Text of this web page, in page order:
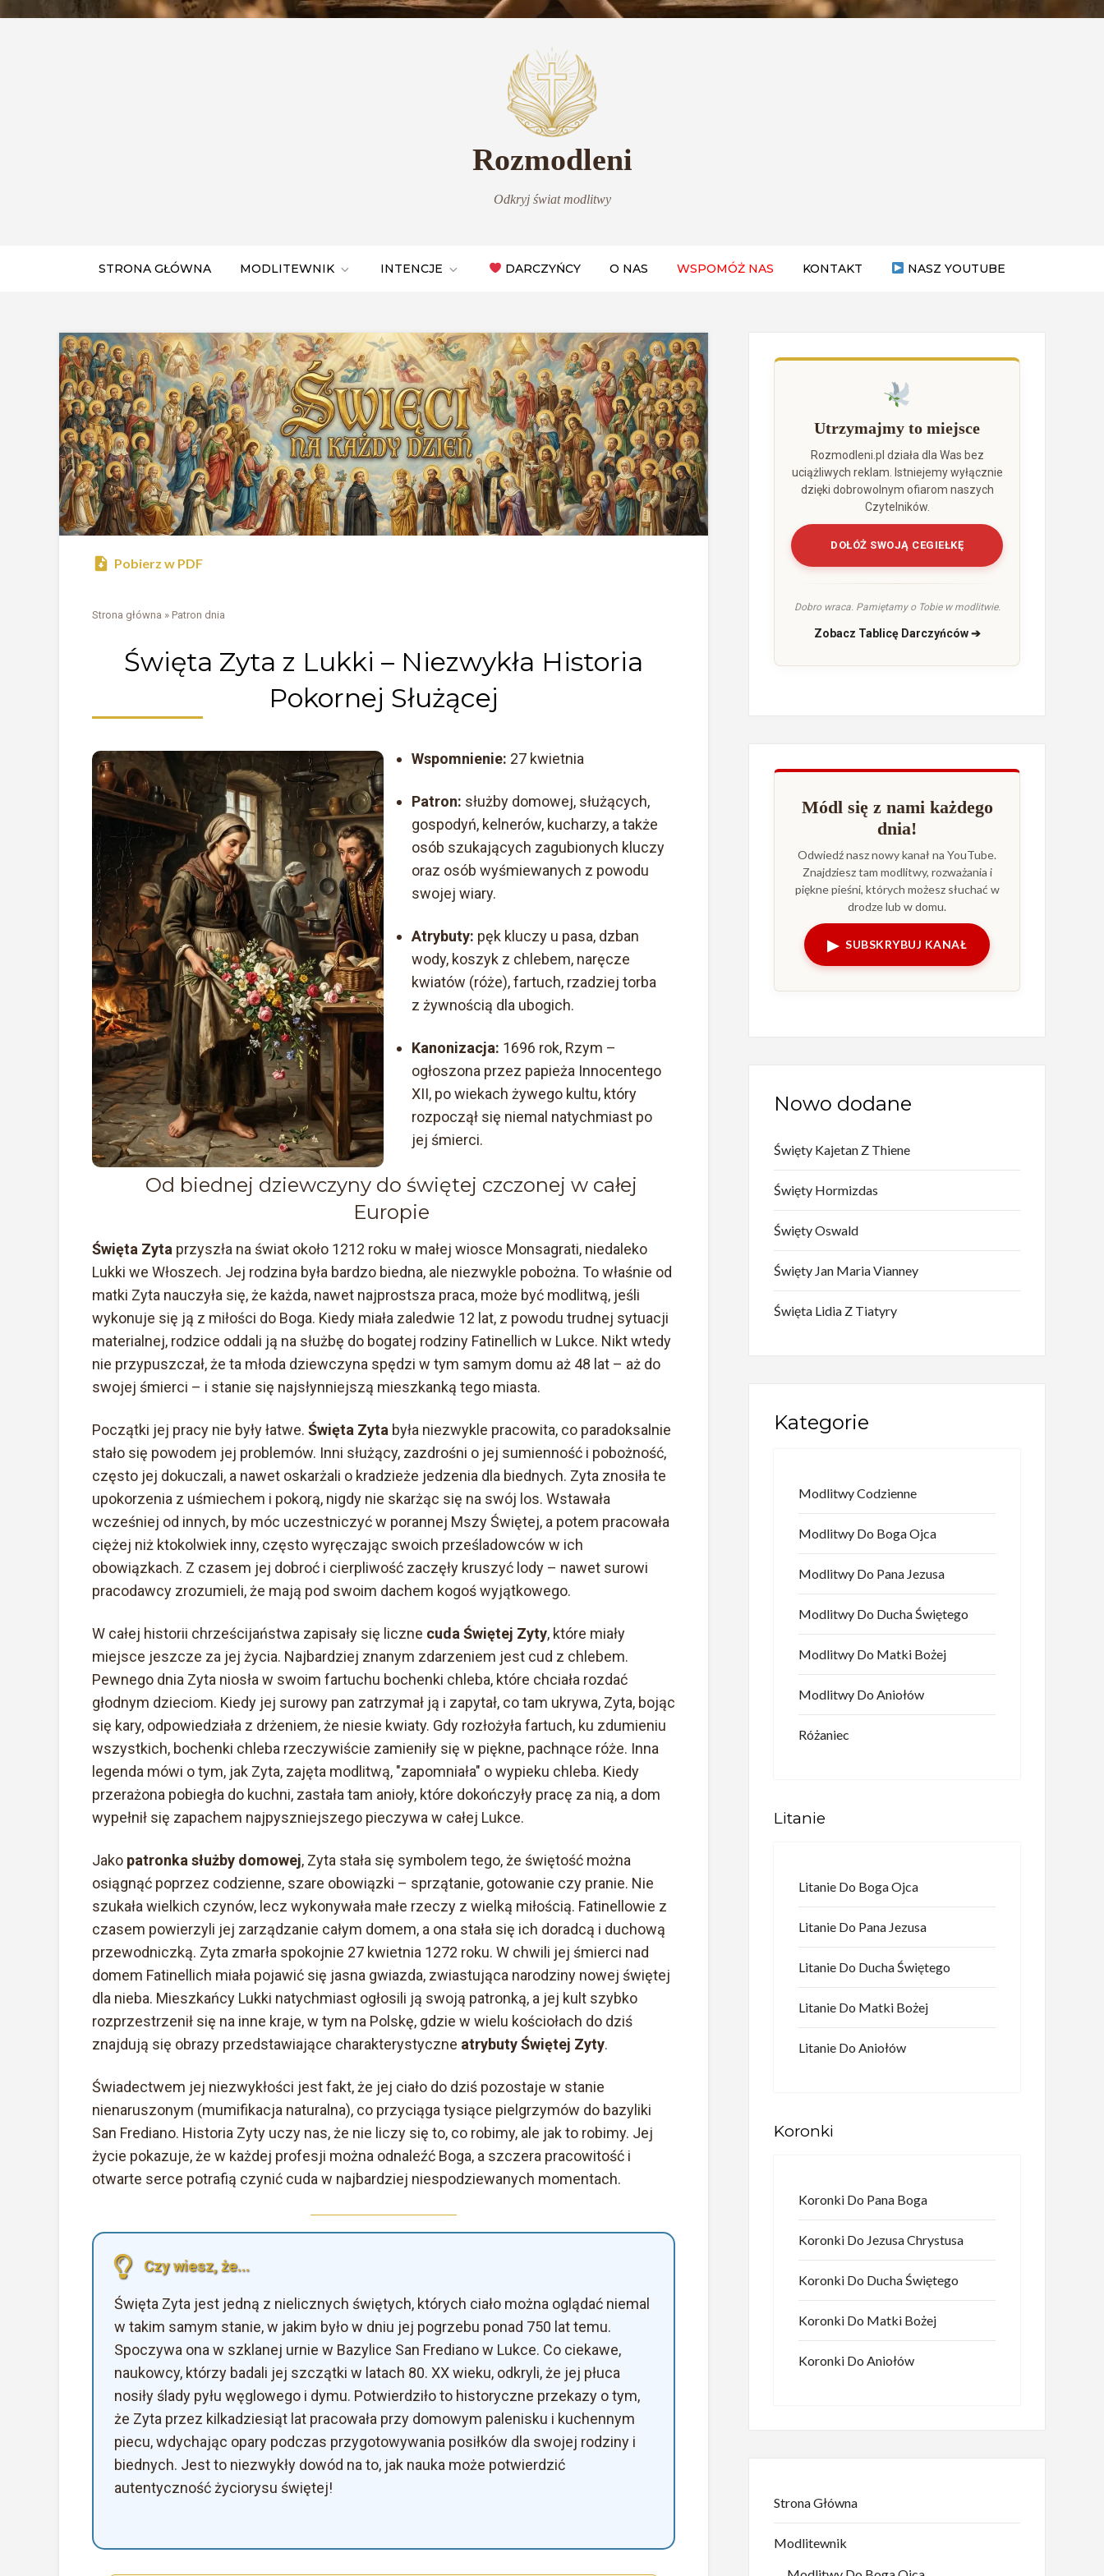
Rozmodleni
Odkryj świat modlitwy
STRONA GŁÓWNA MODLITEWNIK INTENCJE DARCZYŃCY O NAS WSPOMÓŻ NAS KONTAKT NASZ YOUTUBE
Pobierz w PDF
Strona główna » Patron dnia
Święta Zyta z Lukki – Niezwykła Historia
Pokornej Służącej
Wspomnienie: 27 kwietnia
Patron: służby domowej, służących,
gospodyń, kelnerów, kucharzy, a także
osób szukających zagubionych kluczy
oraz osób wyśmiewanych z powodu
swojej wiary.
Atrybuty: pęk kluczy u pasa, dzban
wody, koszyk z chlebem, naręcze
kwiatów (róże), fartuch, rzadziej torba
z żywnością dla ubogich.
Kanonizacja: 1696 rok, Rzym –
ogłoszona przez papieża Innocentego
XII, po wiekach żywego kultu, który
rozpoczął się niemal natychmiast po
jej śmierci.
Od biednej dziewczyny do świętej czczonej w całej
Europie
Święta Zyta przyszła na świat około 1212 roku w małej wiosce Monsagrati, niedaleko
Lukki we Włoszech. Jej rodzina była bardzo biedna, ale niezwykle pobożna. To właśnie od
matki Zyta nauczyła się, że każda, nawet najprostsza praca, może być modlitwą, jeśli
wykonuje się ją z miłości do Boga. Kiedy miała zaledwie 12 lat, z powodu trudnej sytuacji
materialnej, rodzice oddali ją na służbę do bogatej rodziny Fatinellich w Lukce. Nikt wtedy
nie przypuszczał, że ta młoda dziewczyna spędzi w tym samym domu aż 48 lat – aż do
swojej śmierci – i stanie się najsłynniejszą mieszkanką tego miasta.
Początki jej pracy nie były łatwe. Święta Zyta była niezwykle pracowita, co paradoksalnie
stało się powodem jej problemów. Inni służący, zazdrośni o jej sumienność i pobożność,
często jej dokuczali, a nawet oskarżali o kradzieże jedzenia dla biednych. Zyta znosiła te
upokorzenia z uśmiechem i pokorą, nigdy nie skarżąc się na swój los. Wstawała
wcześniej od innych, by móc uczestniczyć w porannej Mszy Świętej, a potem pracowała
ciężej niż ktokolwiek inny, często wyręczając swoich prześladowców w ich
obowiązkach. Z czasem jej dobroć i cierpliwość zaczęły kruszyć lody – nawet surowi
pracodawcy zrozumieli, że mają pod swoim dachem kogoś wyjątkowego.
W całej historii chrześcijaństwa zapisały się liczne cuda Świętej Zyty, które miały
miejsce jeszcze za jej życia. Najbardziej znanym zdarzeniem jest cud z chlebem.
Pewnego dnia Zyta niosła w swoim fartuchu bochenki chleba, które chciała rozdać
głodnym dzieciom. Kiedy jej surowy pan zatrzymał ją i zapytał, co tam ukrywa, Zyta, bojąc
się kary, odpowiedziała z drżeniem, że niesie kwiaty. Gdy rozłożyła fartuch, ku zdumieniu
wszystkich, bochenki chleba rzeczywiście zamieniły się w piękne, pachnące róże. Inna
legenda mówi o tym, jak Zyta, zajęta modlitwą, "zapomniała" o wypieku chleba. Kiedy
przerażona pobiegła do kuchni, zastała tam anioły, które dokończyły pracę za nią, a dom
wypełnił się zapachem najpyszniejszego pieczywa w całej Lukce.
Jako patronka służby domowej, Zyta stała się symbolem tego, że świętość można
osiągnąć poprzez codzienne, szare obowiązki – sprzątanie, gotowanie czy pranie. Nie
szukała wielkich czynów, lecz wykonywała małe rzeczy z wielką miłością. Fatinellowie z
czasem powierzyli jej zarządzanie całym domem, a ona stała się ich doradcą i duchową
przewodniczką. Zyta zmarła spokojnie 27 kwietnia 1272 roku. W chwili jej śmierci nad
domem Fatinellich miała pojawić się jasna gwiazda, zwiastująca narodziny nowej świętej
dla nieba. Mieszkańcy Lukki natychmiast ogłosili ją swoją patronką, a jej kult szybko
rozprzestrzenił się na inne kraje, w tym na Polskę, gdzie w wielu kościołach do dziś
znajdują się obrazy przedstawiające charakterystyczne atrybuty Świętej Zyty.
Świadectwem jej niezwykłości jest fakt, że jej ciało do dziś pozostaje w stanie
nienaruszonym (mumifikacja naturalna), co przyciąga tysiące pielgrzymów do bazyliki
San Frediano. Historia Zyty uczy nas, że nie liczy się to, co robimy, ale jak to robimy. Jej
życie pokazuje, że w każdej profesji można odnaleźć Boga, a szczera pracowitość i
otwarte serce potrafią czynić cuda w najbardziej niespodziewanych momentach.
Czy wiesz, że...
Święta Zyta jest jedną z nielicznych świętych, których ciało można oglądać niemal
w takim samym stanie, w jakim było w dniu jej pogrzebu ponad 750 lat temu.
Spoczywa ona w szklanej urnie w Bazylice San Frediano w Lukce. Co ciekawe,
naukowcy, którzy badali jej szczątki w latach 80. XX wieku, odkryli, że jej płuca
nosiły ślady pyłu węglowego i dymu. Potwierdziło to historyczne przekazy o tym,
że Zyta przez kilkadziesiąt lat pracowała przy domowym palenisku i kuchennym
piecu, wdychając opary podczas przygotowywania posiłków dla swojej rodziny i
biednych. Jest to niezwykły dowód na to, jak nauka może potwierdzić
autentyczność życiorysu świętej!
Utrzymajmy to miejsce
Rozmodleni.pl działa dla Was bez
uciążliwych reklam. Istniejemy wyłącznie
dzięki dobrowolnym ofiarom naszych
Czytelników.
DOŁÓŻ SWOJĄ CEGIEŁKĘ
Dobro wraca. Pamiętamy o Tobie w modlitwie.
Zobacz Tablicę Darczyńców ➔
Módl się z nami każdego
dnia!
Odwiedź nasz nowy kanał na YouTube.
Znajdziesz tam modlitwy, rozważania i
piękne pieśni, których możesz słuchać w
drodze lub w domu.
▶ SUBSKRYBUJ KANAŁ
Nowo dodane
Święty Kajetan Z Thiene
Święty Hormizdas
Święty Oswald
Święty Jan Maria Vianney
Święta Lidia Z Tiatyry
Kategorie
Modlitwy Codzienne
Modlitwy Do Boga Ojca
Modlitwy Do Pana Jezusa
Modlitwy Do Ducha Świętego
Modlitwy Do Matki Bożej
Modlitwy Do Aniołów
Różaniec
Litanie
Litanie Do Boga Ojca
Litanie Do Pana Jezusa
Litanie Do Ducha Świętego
Litanie Do Matki Bożej
Litanie Do Aniołów
Koronki
Koronki Do Pana Boga
Koronki Do Jezusa Chrystusa
Koronki Do Ducha Świętego
Koronki Do Matki Bożej
Koronki Do Aniołów
Strona Główna
Modlitewnik